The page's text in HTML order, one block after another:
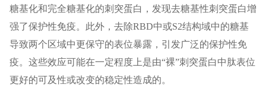
糖基化和完全糖基化的刺突蛋白，发现去糖基性刺突蛋白增
强了保护性免疫。此外，去除RBD中或S2结构域中的糖基
导致两个区域中更保守的表位暴露，引发广泛的保护性免
疫。这些效应可能在一定程度上是由“裸”刺突蛋白中肽表位
更好的可及性或改变的稳定性造成的。